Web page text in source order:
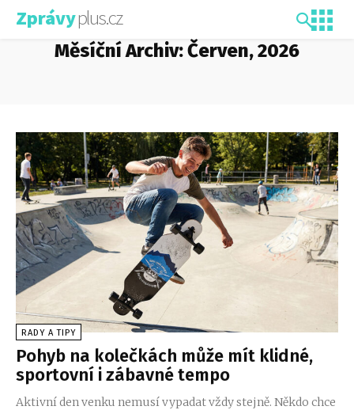
Zprávyplus.cz
Měsíční Archiv: Červen, 2026
RADY A TIPY
Pohyb na kolečkách může mít klidné,
sportovní i zábavné tempo
Aktivní den venku nemusí vypadat vždy stejně. Někdo chce